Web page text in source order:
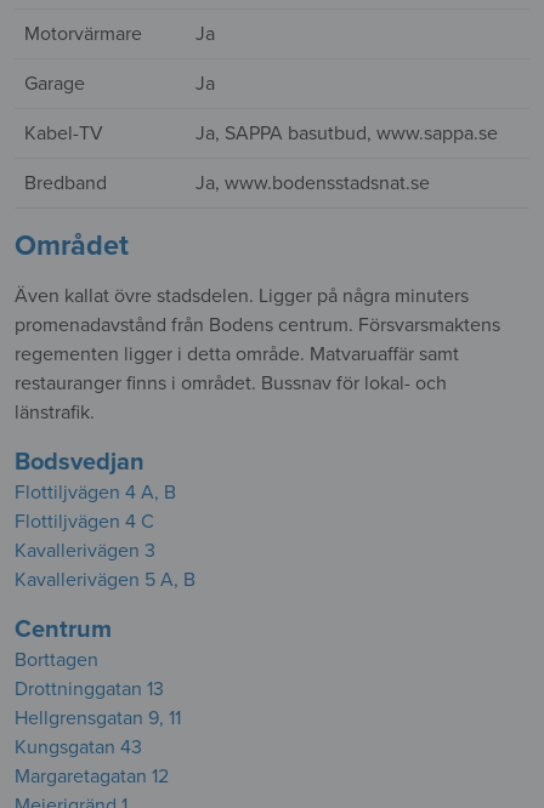
Bodsvedjan
Flottiljvägen 4 A, B
Flottiljvägen 4 C
Kavallerivägen 3
Kavallerivägen 5 A, B
Centrum
Borttagen
Drottninggatan 13
Hellgrensgatan 9, 11
Kungsgatan 43
Margaretagatan 12
Motorvärmare
Ja
Garage
Ja
Kabel-TV
Ja, SAPPA basutbud, www.sappa.se
Bredband
Ja, www.bodensstadsnat.se
Området
Även kallat övre stadsdelen. Ligger på några minuters
promenadavstånd från Bodens centrum. Försvarsmaktens
regementen ligger i detta område. Matvaruaffär samt
restauranger finns i området. Bussnav för lokal- och
länstrafik.